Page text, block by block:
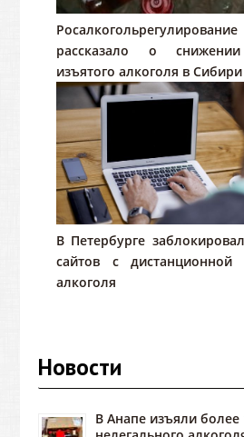
Росалкогольрегулирование
рассказало о
изъятого алкоголя в Сибири
В Петербурге
сайтов с дистанционной
алкоголя
Новости
В Анапе изъяли более